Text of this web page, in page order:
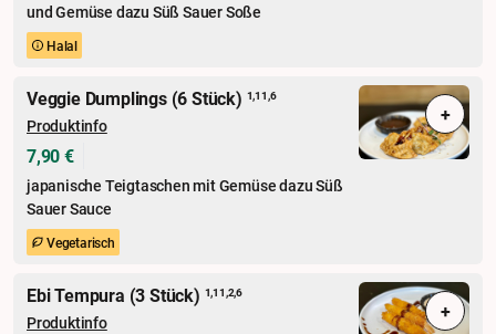
und Gemüse dazu Süß Sauer Soße
Halal
Veggie Dumplings (6 Stück) 1,11,6
Produktinfo
7,90 €
japanische Teigtaschen mit Gemüse dazu Süß
Sauer Sauce
Vegetarisch
+
Ebi Tempura (3 Stück) 1,11,2,6
Produktinfo +